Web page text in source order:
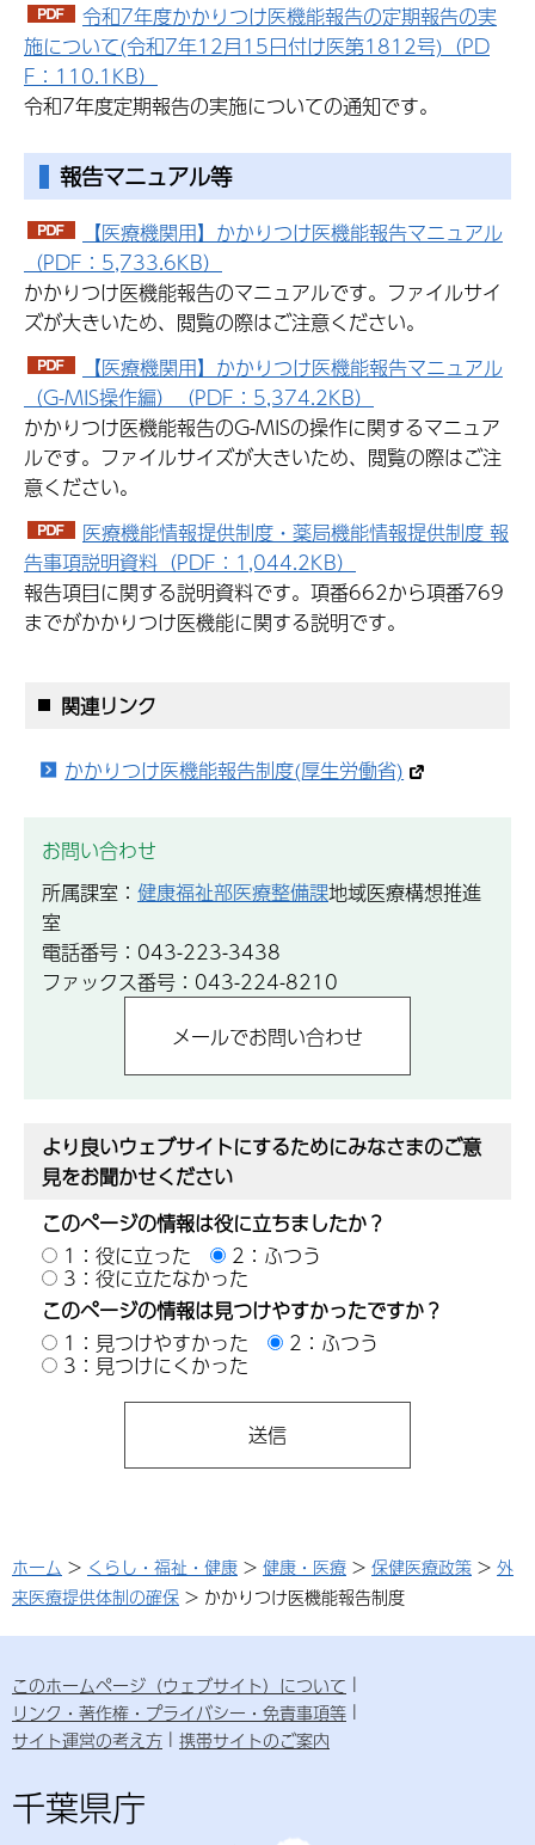
令和7年度かかりつけ医機能報告の定期報告の実
施について(令和7年12月15日付け医第1812号)（PD
F：110.1KB）
令和7年度定期報告の実施についての通知です。
報告マニュアル等
【医療機関用】かかりつけ医機能報告マニュアル
（PDF：5,733.6KB）
かかりつけ医機能報告のマニュアルです。ファイルサイ
ズが大きいため、閲覧の際はご注意ください。
【医療機関用】かかりつけ医機能報告マニュアル
（G-MIS操作編）（PDF：5,374.2KB）
かかりつけ医機能報告のG-MISの操作に関するマニュア
ルです。ファイルサイズが大きいため、閲覧の際はご注
意ください。
医療機能情報提供制度・薬局機能情報提供制度 報
告事項説明資料（PDF：1,044.2KB）
報告項目に関する説明資料です。項番662から項番769
までがかかりつけ医機能に関する説明です。
関連リンク
かかりつけ医機能報告制度(厚生労働省)
お問い合わせ
所属課室： 健康福祉部医療整備課地域医療構想推進
室
電話番号：043-223-3438
ファックス番号：043-224-8210
より良いウェブサイトにするためにみなさまのご意
見をお聞かせください
このページの情報は役に立ちましたか？
1：役に立った
2：ふつう
3：役に立たなかった
このページの情報は見つけやすかったですか？
1：見つけやすかった
2：ふつう
3：見つけにくかった
ホーム > くらし・福祉・健康 > 健康・医療 > 保健医療政策 > 外
来医療提供体制の確保 > かかりつけ医機能報告制度
このホームページ（ウェブサイト）について
リンク・著作権・プライバシー・免責事項等
サイト運営の考え方
携帯サイトのご案内
千葉県庁